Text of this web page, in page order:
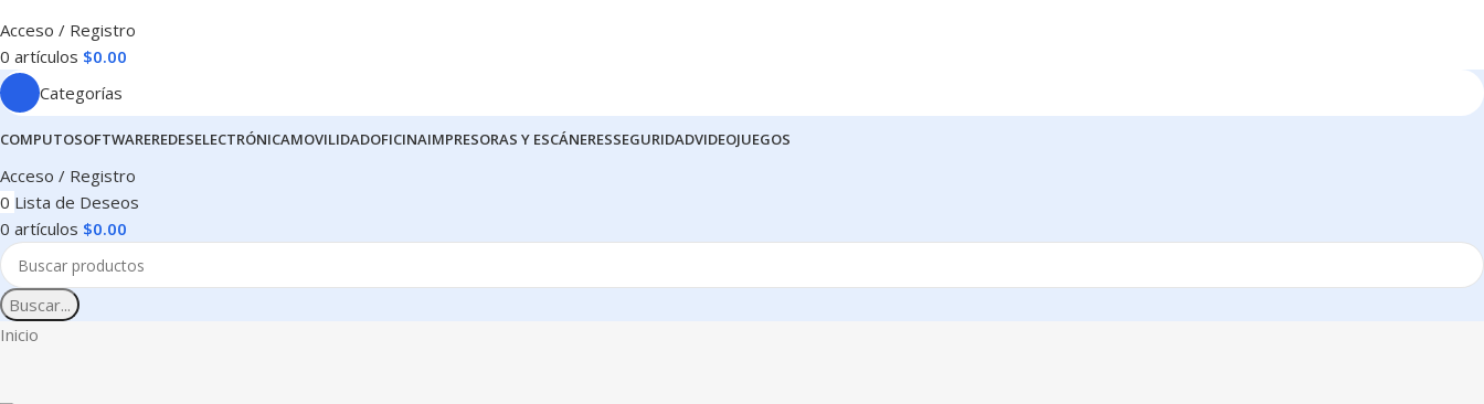
Acceso / Registro
0 artículos $0.00
Categorías
COMPUTOSOFTWAREREDESELECTRÓNICAMOVILIDADOFICINAIMPRESORAS Y ESCÁNERESSEGURIDADVIDEOJUEGOS
Acceso / Registro
0 Lista de Deseos
0 artículos $0.00
Buscar...
Inicio